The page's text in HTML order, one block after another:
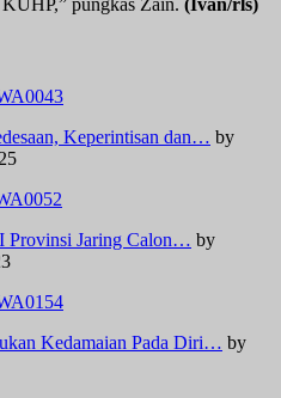
Keperintisan dan… by
Provinsi Jaring Calon… by
Kedamaian Pada Diri… by